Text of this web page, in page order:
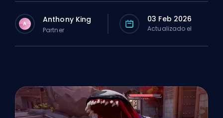
A Anthony King
Partner
03 Feb 2026
Actualizado el